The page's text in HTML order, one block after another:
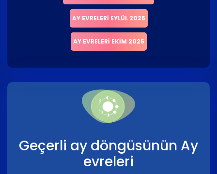
AY EVRELERI EYLÜL 2025
AY EVRELERI EKIM 2025
Geçerli ay döngüsünün Ay
evreleri